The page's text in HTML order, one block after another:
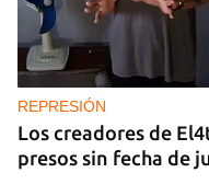
REPRESIÓN
Los creadores de
presos sin fecha de